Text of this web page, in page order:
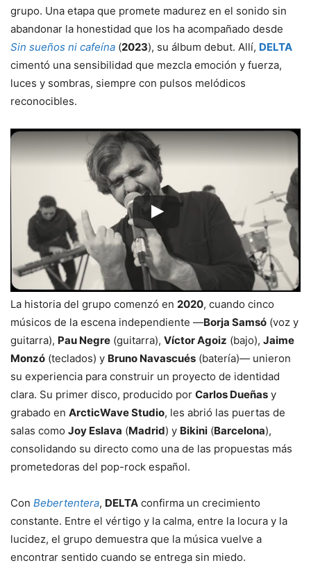
grupo. Una etapa que promete madurez en el sonido sin
abandonar la honestidad que los ha acompañado desde
Sin sueños ni cafeína (2023), su álbum debut. Allí, DELTA
cimentó una sensibilidad que mezcla emoción y fuerza,
luces y sombras, siempre con pulsos melódicos
reconocibles.
La historia del grupo comenzó en 2020, cuando cinco
músicos de la escena independiente —Borja Samsó (voz y
guitarra), Pau Negre (guitarra), Víctor Agoiz (bajo), Jaime
Monzó (teclados) y Bruno Navascués (batería)— unieron
su experiencia para construir un proyecto de identidad
clara. Su primer disco, producido por Carlos Dueñas y
grabado en ArcticWave Studio, les abrió las puertas de
salas como Joy Eslava (Madrid) y Bikini (Barcelona),
consolidando su directo como una de las propuestas más
prometedoras del pop-rock español.
Con Bebertentera, DELTA confirma un crecimiento
constante. Entre el vértigo y la calma, entre la locura y la
lucidez, el grupo demuestra que la música vuelve a
encontrar sentido cuando se entrega sin miedo.